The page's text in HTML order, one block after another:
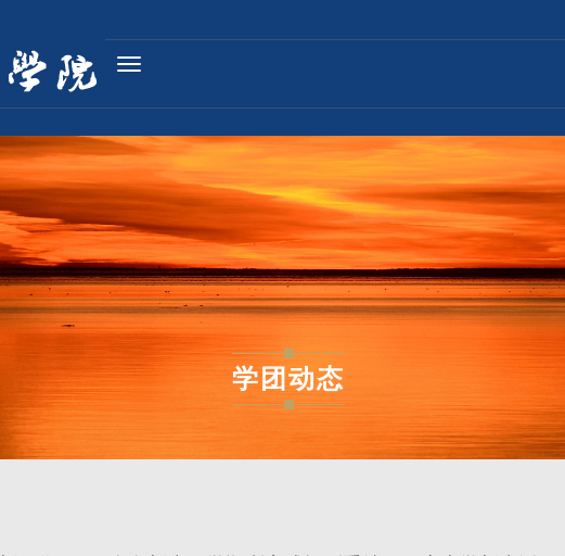
Toggle
navigation
学团动态